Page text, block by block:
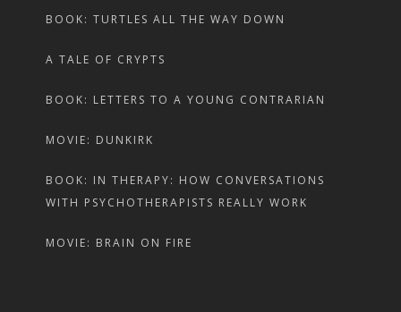
BOOK: TURTLES ALL THE WAY DOWN
A TALE OF CRYPTS
BOOK: LETTERS TO A YOUNG CONTRARIAN
MOVIE: DUNKIRK
BOOK: IN THERAPY: HOW CONVERSATIONS
WITH PSYCHOTHERAPISTS REALLY WORK
MOVIE: BRAIN ON FIRE